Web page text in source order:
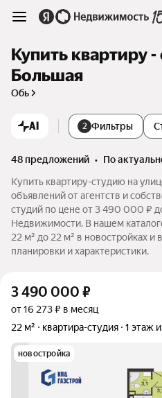
Купить квартиру
Большая
Обь
AI 2 Фильтры
48 предложений •
по
Купить квартиру-студию на
объявлений от агентств и
студий по цене от 3 490 000 ₽
Недвижимости. В нашем
22 м² до 22 м² в новостройках
планировки и характеристики.
3 490 000 ₽
от 16 273 ₽ в месяц
22 м²
квартира-студия 1 этаж
новостройка